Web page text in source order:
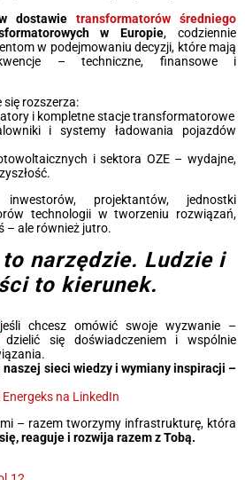
dostawie transformatorów średniego
w Europie, codziennie
w podejmowaniu decyzji, które mają
– techniczne, finansowe i
się rozszerza:
i kompletne stacje transformatorowe
i systemy ładowania pojazdów
i sektora OZE – wydajne,
projektantów, jednostki
technologii w tworzeniu rozwiązań,
– ale również jutro.
narzędzie. Ludzie i
to kierunek.
jeśli chcesz omówić swoje wyzwanie –
się doświadczeniem i wspólnie
naszej sieci wiedzy i wymiany inspiracji –
Energeks na LinkedIn
– razem tworzymy infrastrukturę, która
reaguje i rozwija razem z Tobą.